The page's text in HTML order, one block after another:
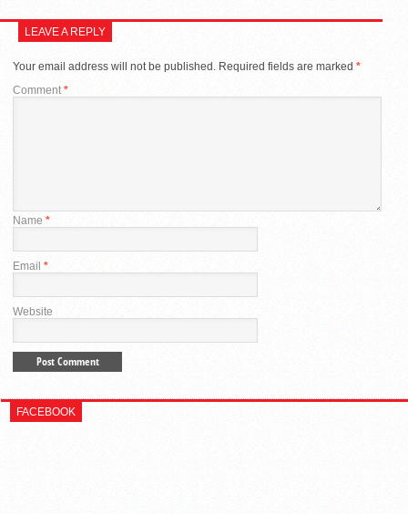
LEAVE A REPLY
Your email address will not be published. Required fields are marked *
Comment*
Name *
Email *
Website
FACEBOOK